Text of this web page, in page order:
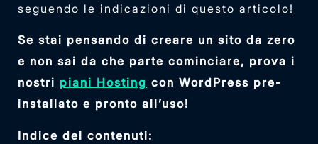
seguendo le indicazioni di questo articolo!
Se stai pensando di creare un sito da zero
e non sai da che parte cominciare, prova i
nostri piani Hosting con WordPress pre-
installato e pronto all’uso!
Indice dei contenuti: